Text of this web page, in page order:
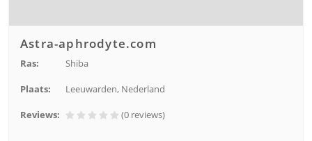
Astra-aphrodyte.com
Ras: Shiba
Plaats: Leeuwarden, Nederland
Reviews: (0 reviews)